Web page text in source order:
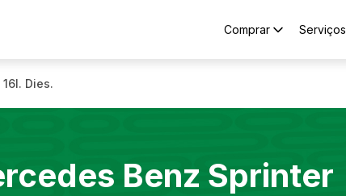
Comprar Serviços
Dies.
Benz Sprinter